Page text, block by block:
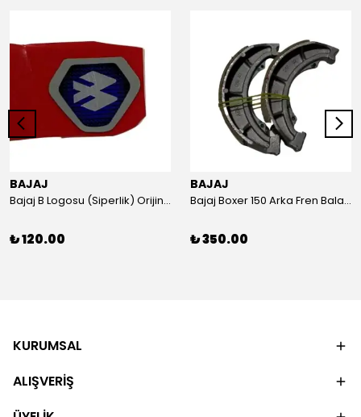
BAJAJ
Bajaj B Logosu (Siperlik) Orijinal
₺ 120.00
BAJAJ
Bajaj Boxer 150 Arka Fren Balatası Orijinal
₺ 350.00
KURUMSAL
ALIŞVERİŞ